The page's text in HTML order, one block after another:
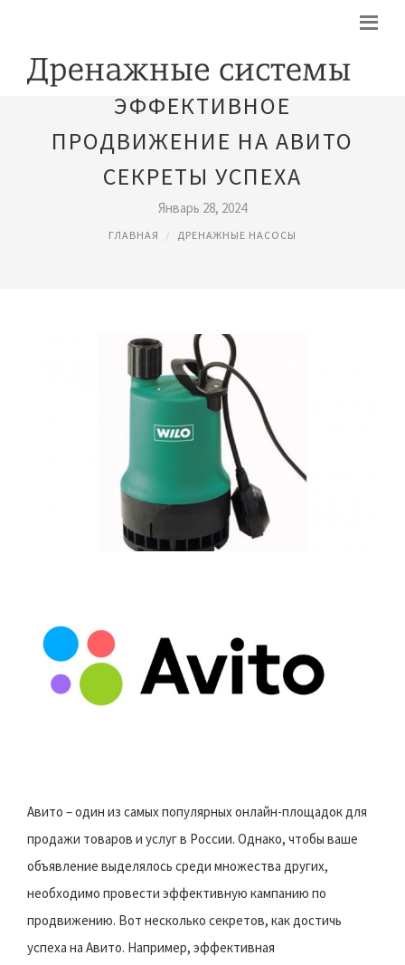
ЭФФЕКТИВНОЕ
ПРОДВИЖЕНИЕ НА АВИТО
СЕКРЕТЫ УСПЕХА
Январь 28, 2024
ГЛАВНАЯ ДРЕНАЖНЫЕ НАСОСЫ
Авито – один из самых популярных онлайн-площадок для
продажи товаров и услуг в России. Однако, чтобы ваше
объявление выделялось среди множества других,
необходимо провести эффективную кампанию по
продвижению. Вот несколько секретов, как достичь
успеха на Авито. Например, эффективная